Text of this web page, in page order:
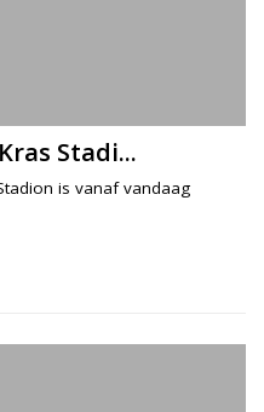
Stadi...
is vanaf vandaag